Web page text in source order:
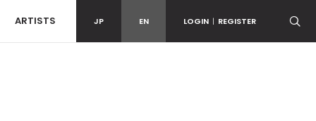
ARTISTS JP EN LOGIN | REGISTER